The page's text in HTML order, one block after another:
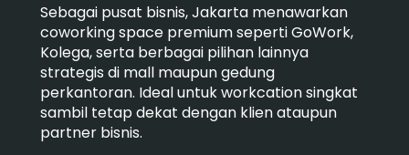
Sebagai pusat bisnis, Jakarta menawarkan
coworking space premium seperti GoWork,
Kolega, serta berbagai pilihan lainnya
strategis di mall maupun gedung
perkantoran. Ideal untuk workcation singkat
sambil tetap dekat dengan klien ataupun
partner bisnis.